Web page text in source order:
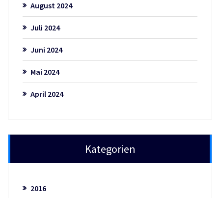
August 2024
Juli 2024
Juni 2024
Mai 2024
April 2024
Kategorien
2016